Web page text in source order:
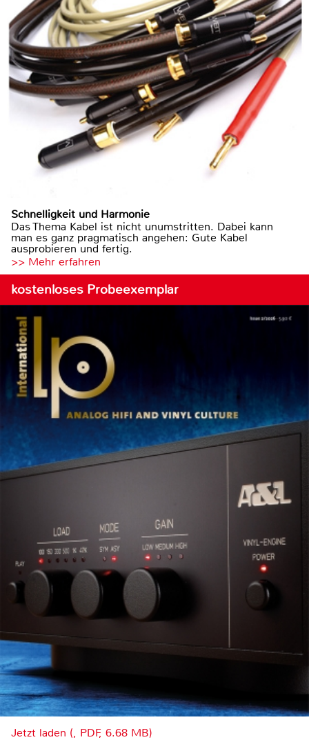
Schnelligkeit und Harmonie
Das Thema Kabel ist nicht unumstritten. Dabei kann
man es ganz pragmatisch angehen: Gute Kabel
ausprobieren und fertig.
>> Mehr erfahren
kostenloses Probeexemplar
Jetzt laden (, PDF, 6.68 MB)